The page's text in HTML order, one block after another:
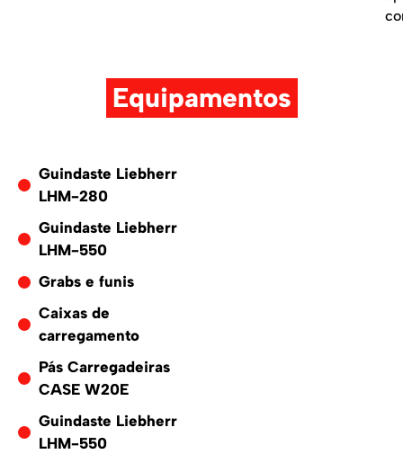
Equipamentos
Guindaste Liebherr
LHM-280
Guindaste Liebherr
LHM-550
Grabs e funis
Caixas de
carregamento
Pás Carregadeiras
CASE W20E
Guindaste Liebherr
LHM-550